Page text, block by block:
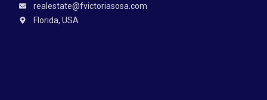
realestate@fvictoriasosa.com
Florida, USA